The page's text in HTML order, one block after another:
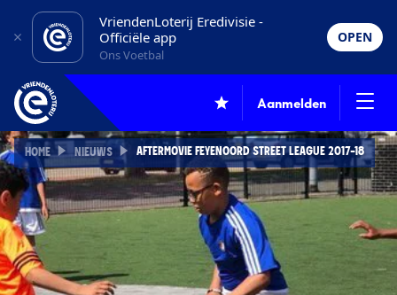
VriendenLoterij Eredivisie -
Officiële app
Ons Voetbal
OPEN
Aanmelden
HOME NIEUWS AFTERMOVIE FEYENOORD STREET LEAGUE 2017-18